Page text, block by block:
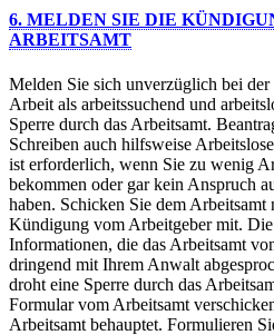
6. MELDEN SIE DIE
ARBEITSAMT
Melden Sie sich unverzüglich bei
Arbeit als arbeitssuchend und
Sperre durch das Arbeitsamt.
Schreiben auch hilfsweise
ist erforderlich, wenn Sie zu wenig
bekommen oder gar kein Anspruch
haben. Schicken Sie dem Arbeitsamt
Kündigung vom Arbeitgeber mit.
Informationen, die das Arbeitsamt
dringend mit Ihrem Anwalt
droht eine Sperre durch das
Formular vom Arbeitsamt
Arbeitsamt behauptet. Formulieren